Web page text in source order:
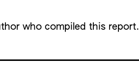
who compiled this report.